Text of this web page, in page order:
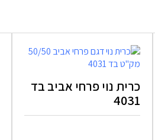
כרית נוי פרחי אביב בד
4031